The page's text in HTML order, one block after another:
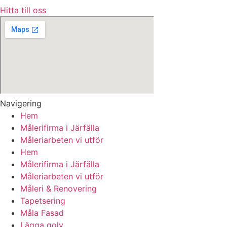
Hitta till oss
Navigering
Hem
Målerifirma i Järfälla
Måleriarbeten vi utför
Hem
Målerifirma i Järfälla
Måleriarbeten vi utför
Måleri & Renovering
Tapetsering
Måla Fasad